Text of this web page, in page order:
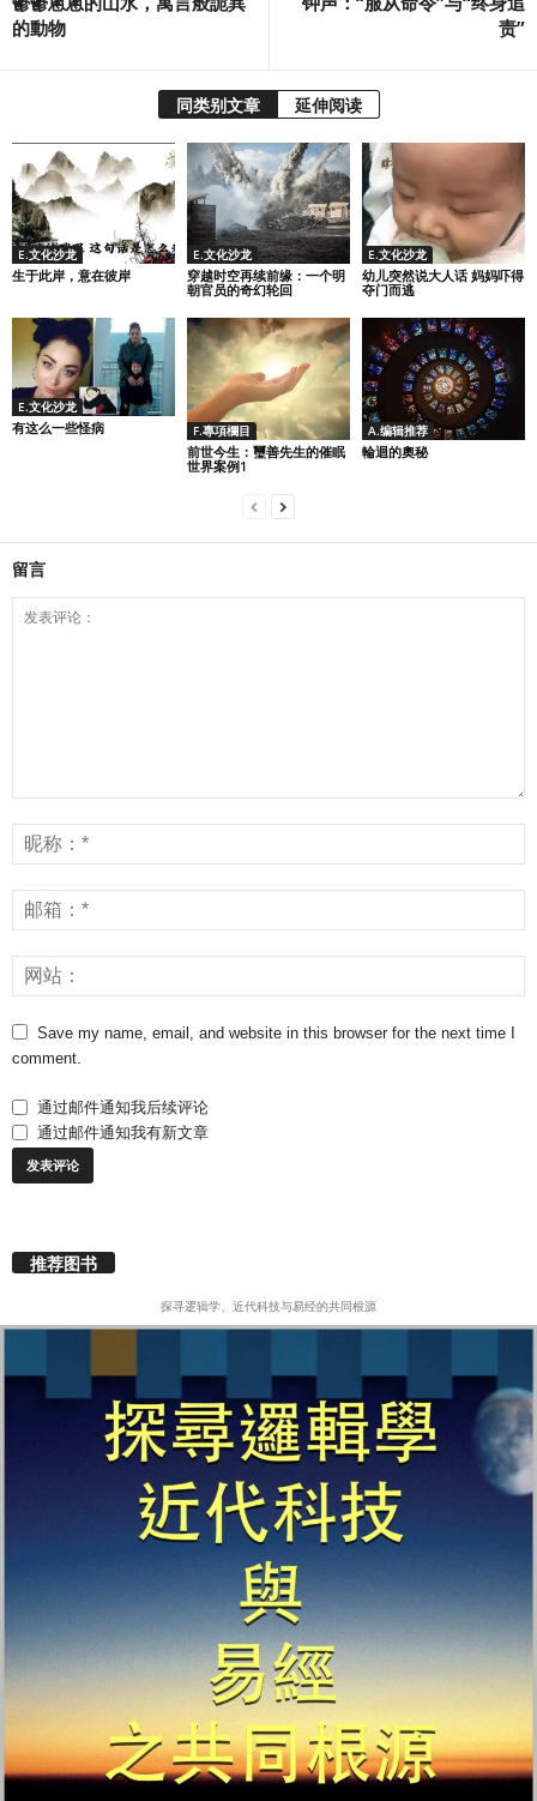
的動物
责”
同类别文章 延伸阅读
E.文化沙龙
生于此岸，意在彼岸
E.文化沙龙
穿越时空再续前缘：一个明
朝官员的奇幻轮回
E.文化沙龙
幼儿突然说大人话 妈妈吓得
夺门而逃
E.文化沙龙
有这么一些怪病 F.專項欄目
前世今生：璽善先生的催眠
世界案例1
A.编辑推荐
輪迴的奧秘
留言
Save my name, email, and website in this browser for the next time I
comment.
通过邮件通知我后续评论
通过邮件通知我有新文章
推荐图书
探寻逻辑学、近代科技与易经的共同根源